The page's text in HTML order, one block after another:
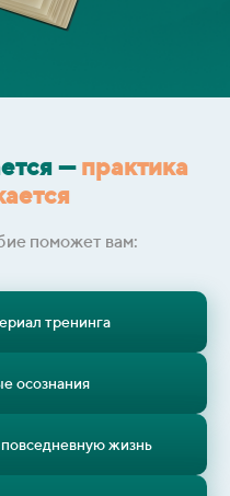
—практика
поможет вам:
тренинга
осознания
жизнь